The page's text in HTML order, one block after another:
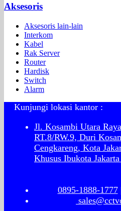
Aksesoris
Aksesoris lain-lain
Interkom
Kabel
Rak Server
Router
Hardisk
Switch
Alarm
Kunjungi lokasi kantor :
Jl. Kosambi Utara
RT.8/RW.9, Duri
Cengkareng, Kota
Khusus Ibukota
0895-1888-1777